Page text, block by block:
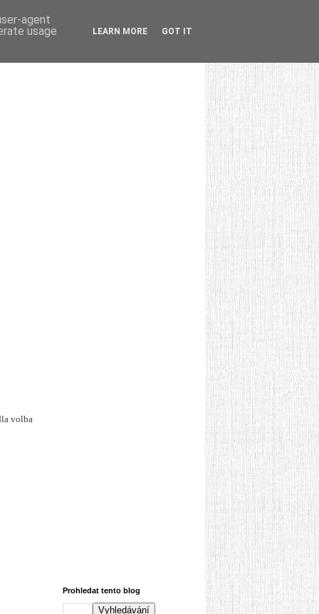
volba
Prohledat tento blog
agent
usage
LEARN MORE GOT IT